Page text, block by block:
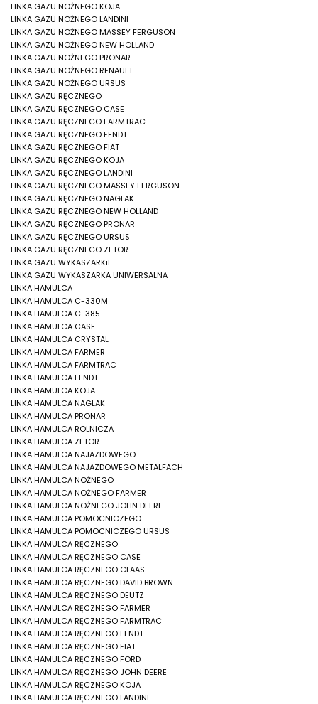
LINKA GAZU NOŻNEGO KOJA
LINKA GAZU NOŻNEGO LANDINI
LINKA GAZU NOŻNEGO MASSEY FERGUSON
LINKA GAZU NOŻNEGO NEW HOLLAND
LINKA GAZU NOŻNEGO PRONAR
LINKA GAZU NOŻNEGO RENAULT
LINKA GAZU NOŻNEGO URSUS
LINKA GAZU RĘCZNEGO
LINKA GAZU RĘCZNEGO CASE
LINKA GAZU RĘCZNEGO FARMTRAC
LINKA GAZU RĘCZNEGO FENDT
LINKA GAZU RĘCZNEGO FIAT
LINKA GAZU RĘCZNEGO KOJA
LINKA GAZU RĘCZNEGO LANDINI
LINKA GAZU RĘCZNEGO MASSEY FERGUSON
LINKA GAZU RĘCZNEGO NAGLAK
LINKA GAZU RĘCZNEGO NEW HOLLAND
LINKA GAZU RĘCZNEGO PRONAR
LINKA GAZU RĘCZNEGO URSUS
LINKA GAZU RĘCZNEGO ZETOR
LINKA GAZU WYKASZARKiI
LINKA GAZU WYKASZARKA UNIWERSALNA
LINKA HAMULCA
LINKA HAMULCA C-330M
LINKA HAMULCA C-385
LINKA HAMULCA CASE
LINKA HAMULCA CRYSTAL
LINKA HAMULCA FARMER
LINKA HAMULCA FARMTRAC
LINKA HAMULCA FENDT
LINKA HAMULCA KOJA
LINKA HAMULCA NAGLAK
LINKA HAMULCA PRONAR
LINKA HAMULCA ROLNICZA
LINKA HAMULCA ZETOR
LINKA HAMULCA NAJAZDOWEGO
LINKA HAMULCA NAJAZDOWEGO METALFACH
LINKA HAMULCA NOŻNEGO
LINKA HAMULCA NOŻNEGO FARMER
LINKA HAMULCA NOŻNEGO JOHN DEERE
LINKA HAMULCA POMOCNICZEGO
LINKA HAMULCA POMOCNICZEGO URSUS
LINKA HAMULCA RĘCZNEGO
LINKA HAMULCA RĘCZNEGO CASE
LINKA HAMULCA RĘCZNEGO CLAAS
LINKA HAMULCA RĘCZNEGO DAVID BROWN
LINKA HAMULCA RĘCZNEGO DEUTZ
LINKA HAMULCA RĘCZNEGO FARMER
LINKA HAMULCA RĘCZNEGO FARMTRAC
LINKA HAMULCA RĘCZNEGO FENDT
LINKA HAMULCA RĘCZNEGO FIAT
LINKA HAMULCA RĘCZNEGO FORD
LINKA HAMULCA RĘCZNEGO JOHN DEERE
LINKA HAMULCA RĘCZNEGO KOJA
LINKA HAMULCA RĘCZNEGO LANDINI